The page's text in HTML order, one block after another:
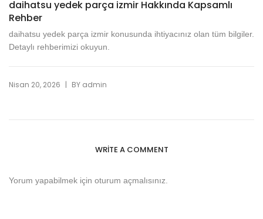
daihatsu yedek parça izmir Hakkında Kapsamlı
Rehber
daihatsu yedek parça izmir konusunda ihtiyacınız olan tüm bilgiler.
Detaylı rehberimizi okuyun.
Nisan 20, 2026 | BY admin
WRITE A COMMENT
Yorum yapabilmek için oturum açmalısınız